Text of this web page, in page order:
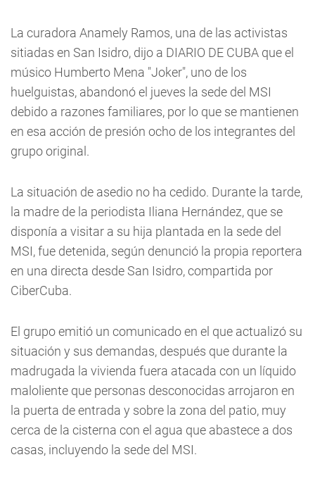
La curadora Anamely Ramos, una de las activistas
sitiadas en San Isidro, dijo a DIARIO DE CUBA que el
músico Humberto Mena "Joker", uno de los
huelguistas, abandonó el jueves la sede del MSI
debido a razones familiares, por lo que se mantienen
en esa acción de presión ocho de los integrantes del
grupo original.
La situación de asedio no ha cedido. Durante la tarde,
la madre de la periodista Iliana Hernández, que se
disponía a visitar a su hija plantada en la sede del
MSI, fue detenida, según denunció la propia reportera
en una directa desde San Isidro, compartida por
CiberCuba.
El grupo emitió un comunicado en el que actualizó su
situación y sus demandas, después que durante la
madrugada la vivienda fuera atacada con un líquido
maloliente que personas desconocidas arrojaron en
la puerta de entrada y sobre la zona del patio, muy
cerca de la cisterna con el agua que abastece a dos
casas, incluyendo la sede del MSI.